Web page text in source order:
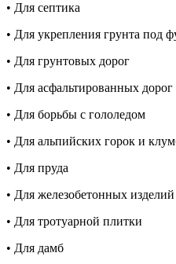
• Для септика
• Для укрепления грунта под
• Для грунтовых дорог
• Для асфальтированных дорог
• Для борьбы с гололедом
• Для альпийских горок и
• Для пруда
• Для железобетонных изделий
• Для тротуарной плитки
• Для дамб